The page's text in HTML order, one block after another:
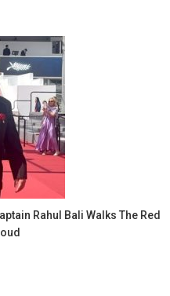
Rahul Bali Walks The Red